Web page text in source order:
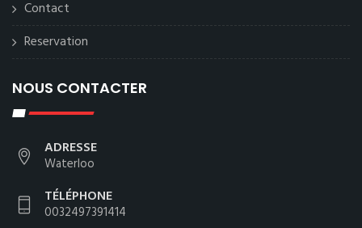
Contact
Reservation
NOUS CONTACTER
ADRESSE
Waterloo
TÉLÉPHONE
0032497391414